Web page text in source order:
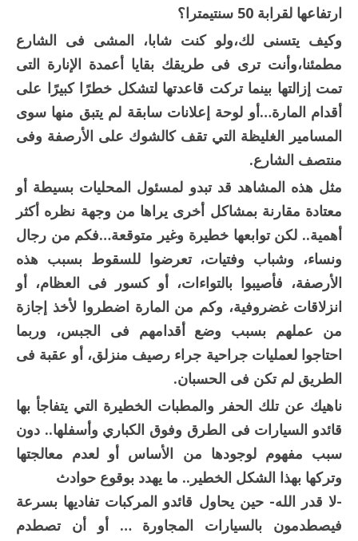
ارتفاعها لقرابة 50 سنتيمترا؟
وكيف يتسنى لك،ولو كنت شابا، المشى فى الشارع
مطمئنا،وأنت ترى فى طريقك بقايا أعمدة الإنارة التى
تمت إزالتها بينما تركت قاعدتها لتشكل خطرًا كبيرًا على
أقدام المارة…أو لوحة إعلانات سابقة لم يتبق منها سوى
المسامير الغليظة التي تقف كالشوك على الأرصفة وفى
منتصف الشارع.
مثل هذه المشاهد قد تبدو لمسئول المحليات بسيطة أو
معتادة مقارنة بمشاكل أخرى يراها من وجهة نظره أكثر
أهمية.. لكن توابعها خطيرة وغير متوقعة…فكم من رجال
ونساء، وشباب وفتيات، تعرضوا للسقوط بسبب هذه
الأرصفة، فأصيبوا بالتواءات، أو كسور فى العظام، أو
انزلاقات غضروفية، وكم من المارة اضطروا لأخذ إجازة
من عملهم بسبب وضع أقدامهم فى الجبس، وربما
احتاجوا لعمليات جراحية جراء رصيف منزلق، أو عقبة فى
الطريق لم تكن فى الحسبان.
ناهيك عن تلك الحفر والمطبات الخطيرة التي يتفاجأ بها
قائدو السيارات فى الطرق وفوق الكباري وأسفلها.. دون
سبب مفهوم لوجودها من الأساس أو لعدم معالجتها
وتركها بهذا الشكل الخطير.. ما يهدد بوقوع حوادث
-لا قدر الله- حين يحاول قائدو المركبات تفاديها بسرعة
فيصطدمون بالسيارات المجاورة … أو أن تصطدم